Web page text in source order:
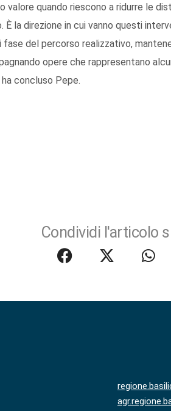
valore quando riescono a ridurre le
È la direzione in cui vanno questi
del percorso realizzativo,
opere che rappresentano
concluso Pepe.
Condividi l'articolo